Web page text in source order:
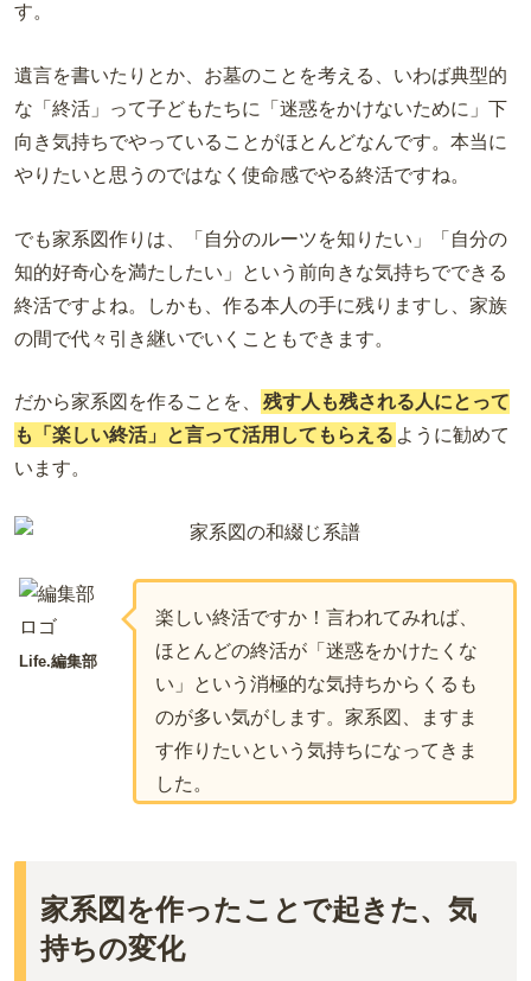
す。
遺言を書いたりとか、お墓のことを考える、いわば典型的
な「終活」って子どもたちに「迷惑をかけないために」下
向き気持ちでやっていることがほとんどなんです。本当に
やりたいと思うのではなく使命感でやる終活ですね。
でも家系図作りは、「自分のルーツを知りたい」「自分の
知的好奇心を満たしたい」という前向きな気持ちでできる
終活ですよね。しかも、作る本人の手に残りますし、家族
の間で代々引き継いでいくこともできます。
だから家系図を作ることを、
残す人も残される人にとって
も「楽しい終活」と言って活用してもらえる ように勧めて
います。
Life.編集部
楽しい終活ですか！言われてみれば、
ほとんどの終活が「迷惑をかけたくな
い」という消極的な気持ちからくるも
のが多い気がします。家系図、ますま
す作りたいという気持ちになってきま
した。
家系図を作ったことで起きた、気
持ちの変化